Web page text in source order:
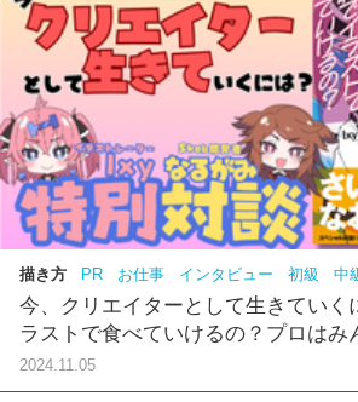
描き方 PR お仕事 インタビュー 初級 中
今、クリエイターとして生きていく
ラストで食べていけるの？プロはみ
2024.11.05